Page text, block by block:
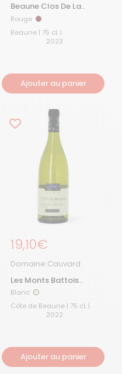
Beaune Clos De La
Maladière Monopole
Rouge 2023
Rouge Rouge
Beaune | 75 cL |
2023
Ajouter au panier
Prix régulier
19,10€
Domaine Cauvard
Les Monts Battois
2022
Blanc Blanc
Côte de Beaune | 75 cL |
2022
Ajouter au panier